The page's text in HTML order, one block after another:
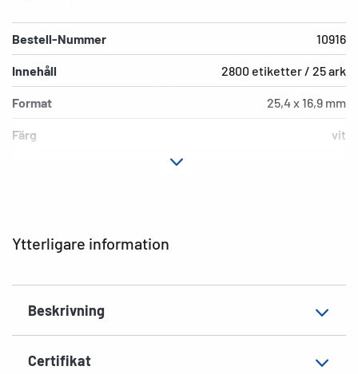
Ytterligare information
Beskrivning
Certifikat
Bestell-Nummer 10916
Innehåll 2800 etiketter / 25 ark
Format 25,4 x 16,9 mm
Färg vit